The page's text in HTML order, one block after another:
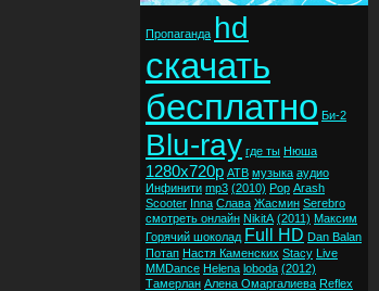
Пропаганда hd
скачать
бесплатно Би-2
Blu-ray где ты Нюша
1280x720p ATB музыка аудио
Инфинити mp3 (2010) Pop Arash
Scooter Inna Слава Жасмин Serebro
смотреть онлайн NikitA (2011) Максим
Горячий шоколад Full HD Dan Balan
Потап Настя Каменских Stacy Live
MMDance Helena loboda (2012)
Тамерлан Алена Омаргалиева Reflex